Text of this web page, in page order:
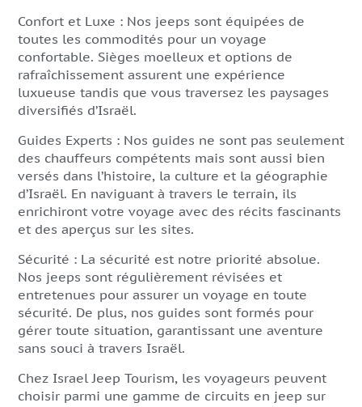
Confort et Luxe : Nos jeeps sont équipées de
toutes les commodités pour un voyage
confortable. Sièges moelleux et options de
rafraîchissement assurent une expérience
luxueuse tandis que vous traversez les paysages
diversifiés d’Israël.
Guides Experts : Nos guides ne sont pas seulement
des chauffeurs compétents mais sont aussi bien
versés dans l’histoire, la culture et la géographie
d’Israël. En naviguant à travers le terrain, ils
enrichiront votre voyage avec des récits fascinants
et des aperçus sur les sites.
Sécurité : La sécurité est notre priorité absolue.
Nos jeeps sont régulièrement révisées et
entretenues pour assurer un voyage en toute
sécurité. De plus, nos guides sont formés pour
gérer toute situation, garantissant une aventure
sans souci à travers Israël.
Chez Israel Jeep Tourism, les voyageurs peuvent
choisir parmi une gamme de circuits en jeep sur